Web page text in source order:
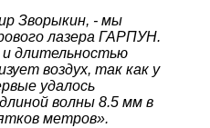
Зворыкин, - мы
лазера ГАРПУН.
и длительностью
воздух, так как у
удалось
волны 8.5 мм в
метров».